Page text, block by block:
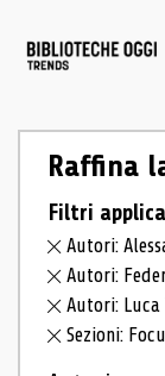
Raffina
Filtri
Autori:
Autori:
Autori: Luca
Sezioni: